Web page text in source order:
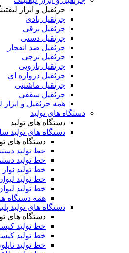
جرثقیل و ابزار
جرثقیل بادی
جرثقیل برقی
جرثقیل دستی
جرثقیل ضد انفجار
جرثقیل برجی
جرثقیل بازویی
جرثقیل دروازه ای
جرثقیل ماشینی
جرثقیل سقفی
همه جرثقیل و ابزار
دستگاه های تولید
دستگاه های تولید
دستگاه های تولید
دستگاه های
خط تولید
خط تولید
خط تولید
خط تولید
خط تولید
همه دستگاه
دستگاه های تولید
دستگاه های
خط تولید
خط تولید
خط تولید